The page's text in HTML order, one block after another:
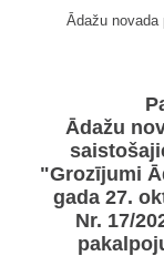
Ādažu novada
Ādažu
"Grozījumi
gada 27.
Nr. 17/